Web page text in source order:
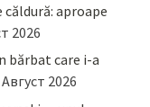
aproape
2026
bărbat care i-a
Август 2026